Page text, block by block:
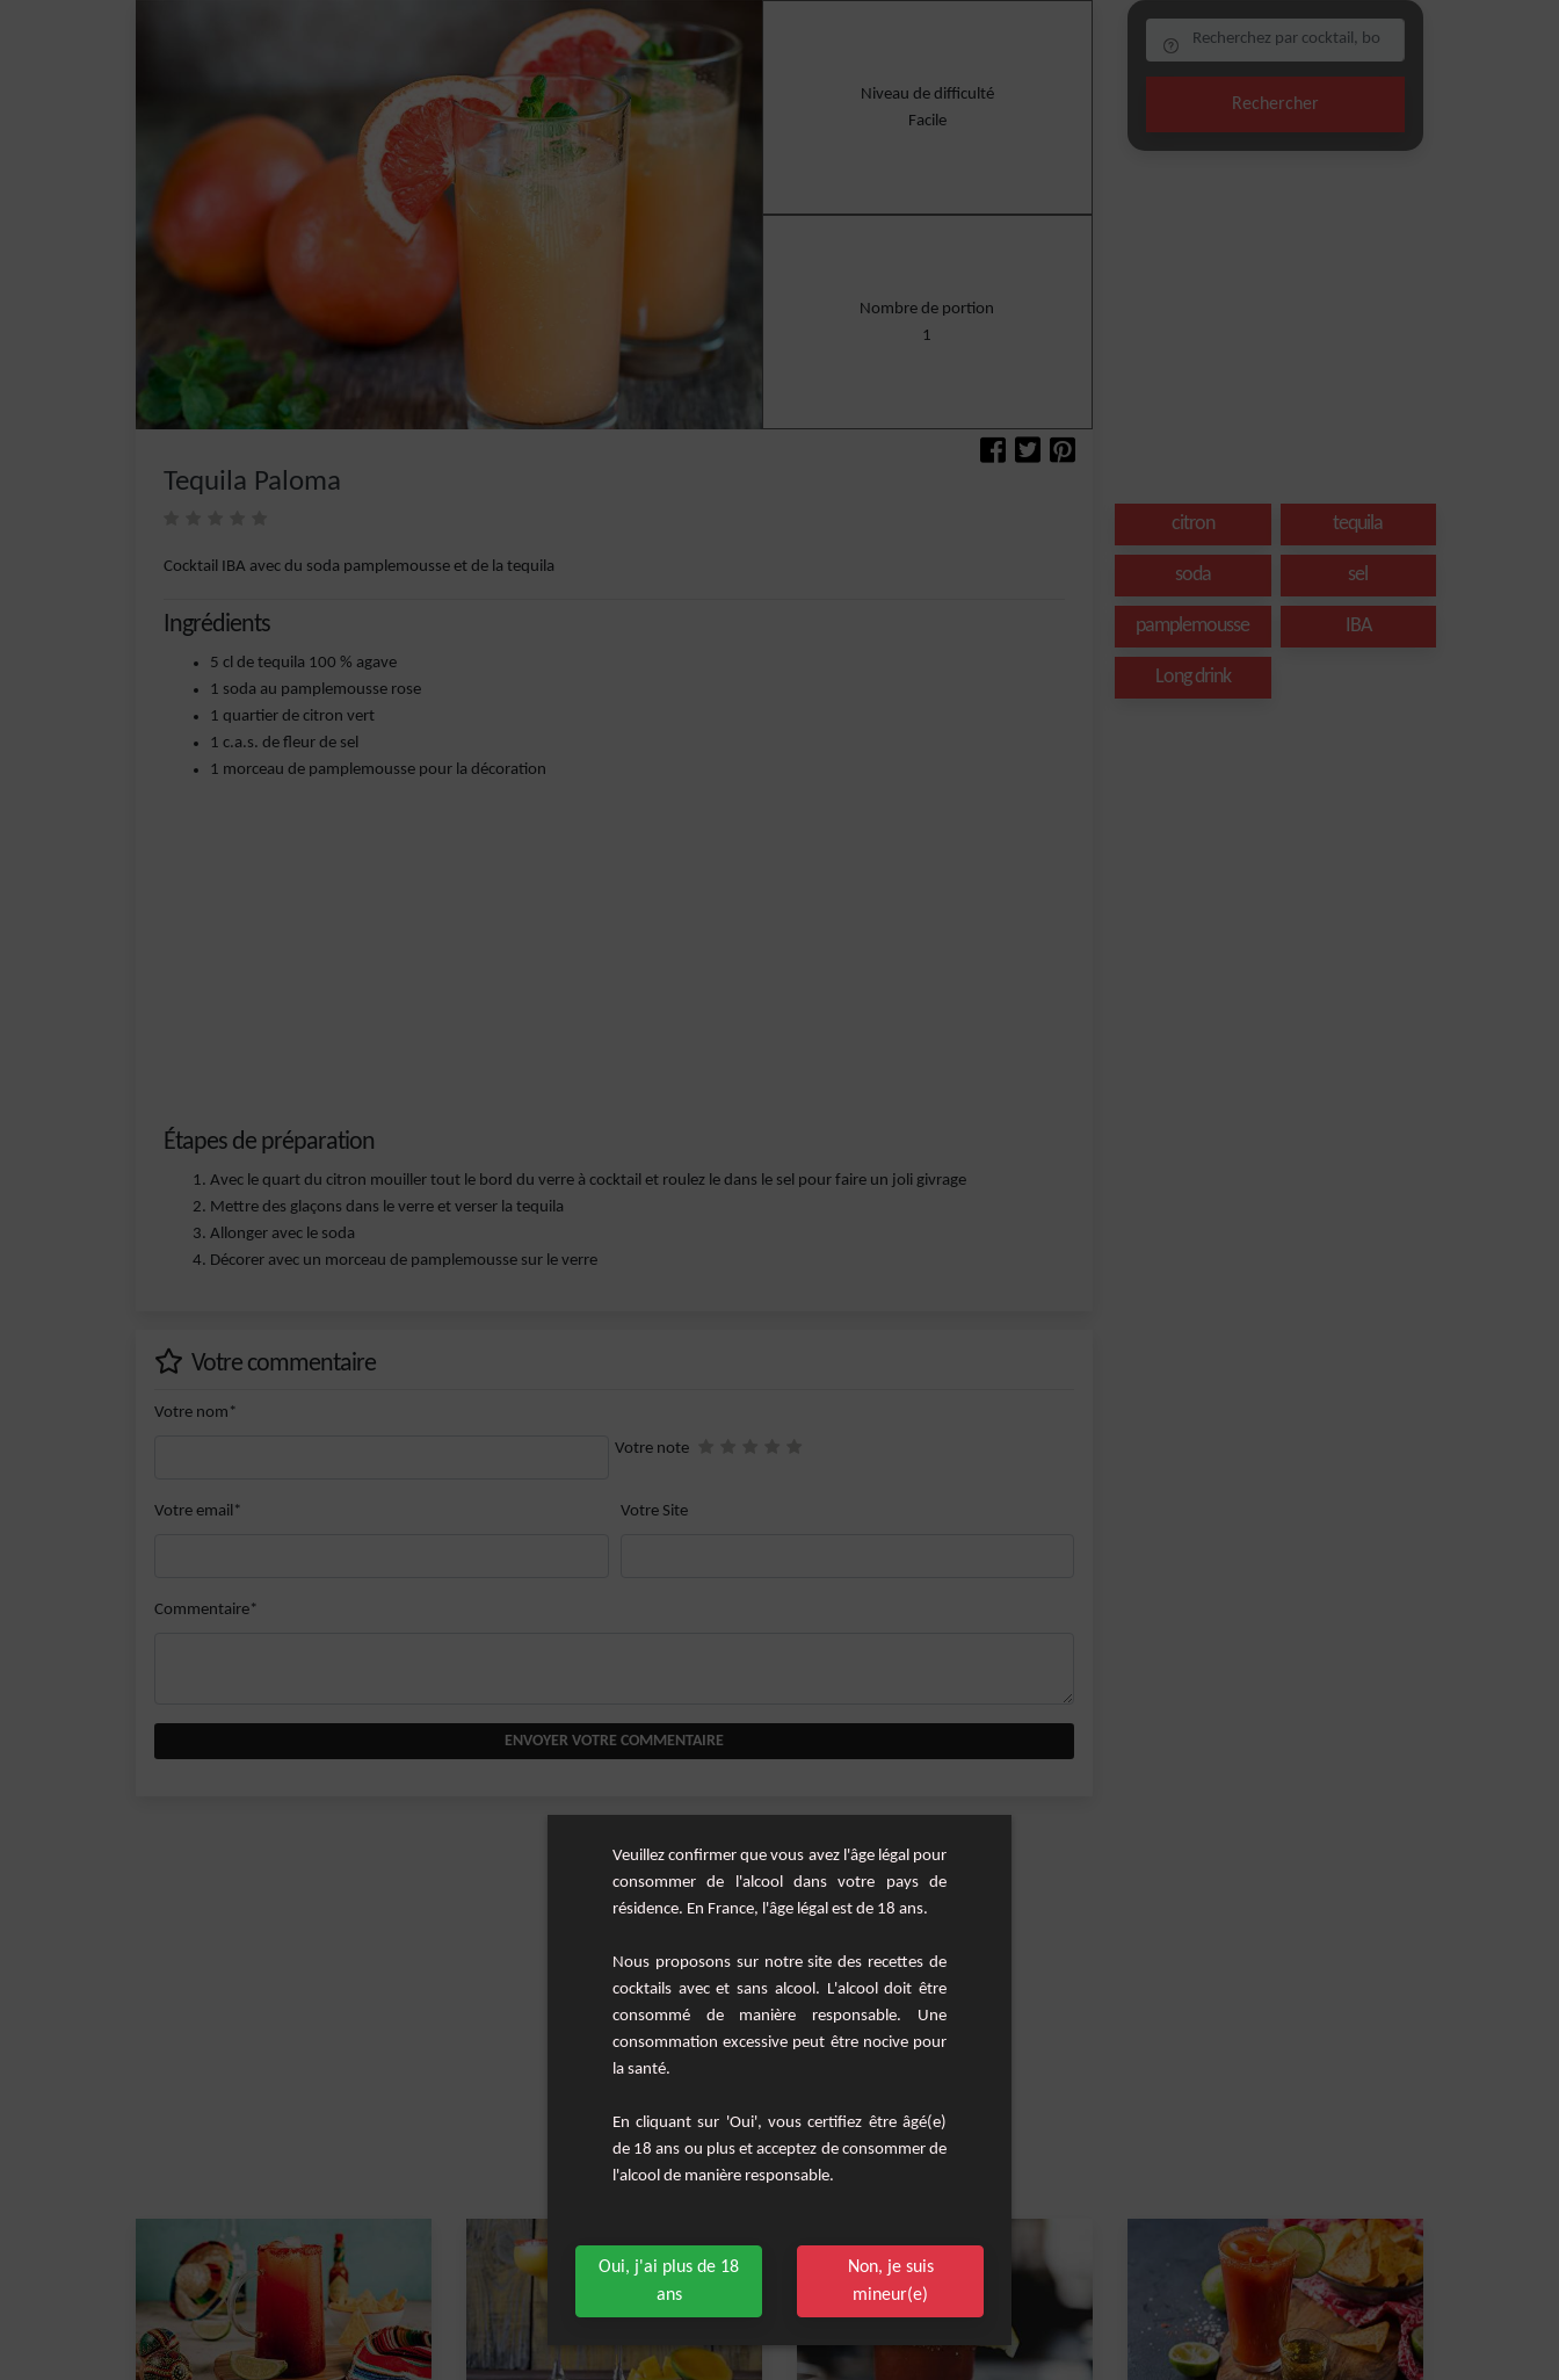
Niveau de difficulté
Facile
Nombre de portion
1
Tequila Paloma
Cocktail IBA avec du soda pamplemousse et de la tequila
Ingrédients
5 cl de tequila 100 % agave
1 soda au pamplemousse rose
1 quartier de citron vert
1 c.a.s. de fleur de sel
1 morceau de pamplemousse pour la décoration
Étapes de préparation
Avec le quart du citron mouiller tout le bord du verre à cocktail et roulez le dans le sel pour faire un joli givrage
Mettre des glaçons dans le verre et verser la tequila
Allonger avec le soda
Décorer avec un morceau de pamplemousse sur le verre
Votre commentaire
Votre nom*
Votre note
Votre email* Votre Site
Commentaire*
ENVOYER VOTRE COMMENTAIRE
Rechercher
citron tequila
soda sel
pamplemousse IBA
Long drink
Les cocktails similaires
Veuillez confirmer que vous avez l'âge légal pour
consommer de l'alcool dans votre pays de
résidence. En France, l'âge légal est de 18 ans.
Nous proposons sur notre site des recettes de
cocktails avec et sans alcool. L'alcool doit être
consommé de manière responsable. Une
consommation excessive peut être nocive pour
la santé.
En cliquant sur 'Oui', vous certifiez être âgé(e)
de 18 ans ou plus et acceptez de consommer de
l'alcool de manière responsable.
Oui, j'ai plus de 18
ans
Non, je suis
mineur(e)